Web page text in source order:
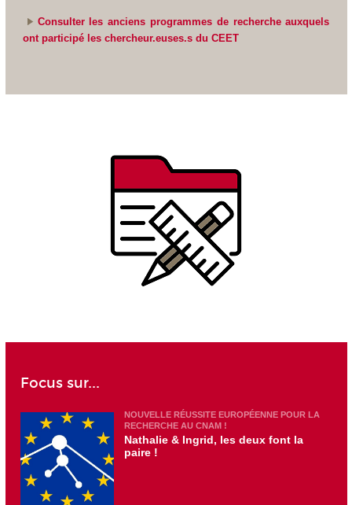
Consulter les anciens programmes de recherche auxquels
ont participé les chercheur.euses.s du CEET
Focus sur...
NOUVELLE RÉUSSITE EUROPÉENNE POUR LA
RECHERCHE AU CNAM !
Nathalie & Ingrid, les deux font la
paire !